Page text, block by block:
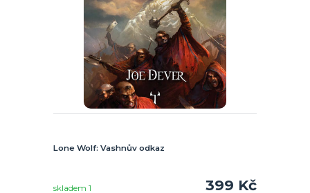
Lone Wolf: Vashnův odkaz
399 Kč
skladem 1